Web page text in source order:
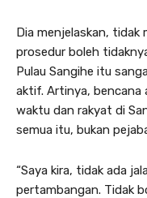
Dia menjelaskan,
prosedur boleh
Pulau Sangihe itu
aktif. Artinya, bencana
waktu dan rakyat di
semua itu, bukan
“Saya kira, tidak ada
pertambangan. Tidak